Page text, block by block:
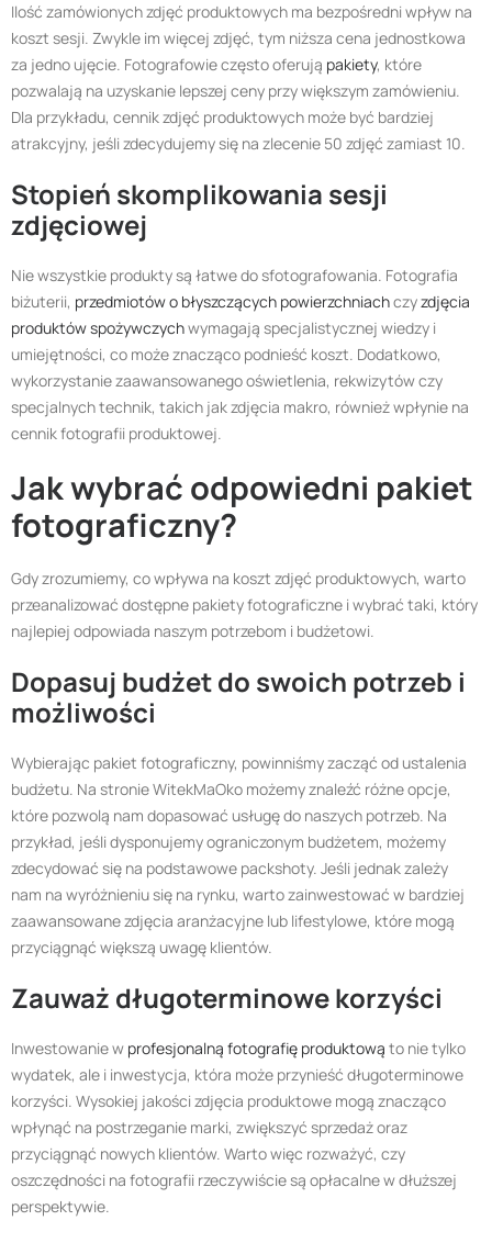
Ilość zamówionych zdjęć produktowych ma bezpośredni wpływ na
koszt sesji. Zwykle im więcej zdjęć, tym niższa cena jednostkowa
za jedno ujęcie. Fotografowie często oferują pakiety, które
pozwalają na uzyskanie lepszej ceny przy większym zamówieniu.
Dla przykładu, cennik zdjęć produktowych może być bardziej
atrakcyjny, jeśli zdecydujemy się na zlecenie 50 zdjęć zamiast 10.
Stopień skomplikowania sesji
zdjęciowej
Nie wszystkie produkty są łatwe do sfotografowania. Fotografia
biżuterii, przedmiotów o błyszczących powierzchniachczyzdjęcia
produktów spożywczychwymagają specjalistycznej wiedzy i
umiejętności, co może znacząco podnieść koszt. Dodatkowo,
wykorzystanie zaawansowanego oświetlenia, rekwizytów czy
specjalnych technik, takich jak zdjęcia makro, również wpłynie na
cennik fotografii produktowej.
Jak wybrać odpowiedni pakiet
fotograficzny?
Gdy zrozumiemy, co wpływa na koszt zdjęć produktowych, warto
przeanalizować dostępne pakiety fotograficzne i wybrać taki, który
najlepiej odpowiada naszym potrzebom i budżetowi.
Dopasuj budżet do swoich potrzeb i
możliwości
Wybierając pakiet fotograficzny, powinniśmy zacząć od ustalenia
budżetu. Na stronie WitekMaOko możemy znaleźć różne opcje,
które pozwolą nam dopasować usługę do naszych potrzeb. Na
przykład, jeśli dysponujemy ograniczonym budżetem, możemy
zdecydować się na podstawowe packshoty. Jeśli jednak zależy
nam na wyróżnieniu się na rynku, warto zainwestować w bardziej
zaawansowane zdjęcia aranżacyjne lub lifestylowe, które mogą
przyciągnąć większą uwagę klientów.
Zauważ długoterminowe korzyści
Inwestowanie w profesjonalną fotografię produktową to nie tylko
wydatek, ale i inwestycja, która może przynieść długoterminowe
korzyści. Wysokiej jakości zdjęcia produktowe mogą znacząco
wpłynąć na postrzeganie marki, zwiększyć sprzedaż oraz
przyciągnąć nowych klientów. Warto więc rozważyć, czy
oszczędności na fotografii rzeczywiście są opłacalne w dłuższej
perspektywie.